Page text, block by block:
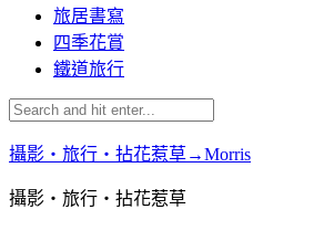
旅居書寫
四季花賞
鐵道旅行
攝影‧旅行‧拈花惹草→Morris
攝影‧旅行‧拈花惹草